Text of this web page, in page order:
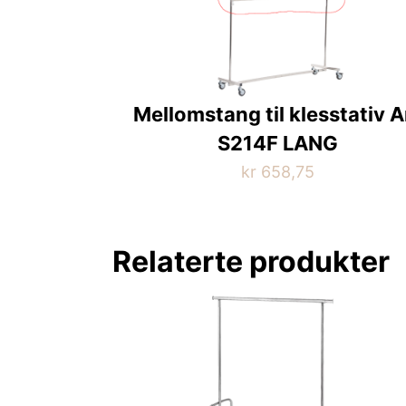
Mellomstang til klesstativ
S214F LANG
kr 658,75
Relaterte produkter